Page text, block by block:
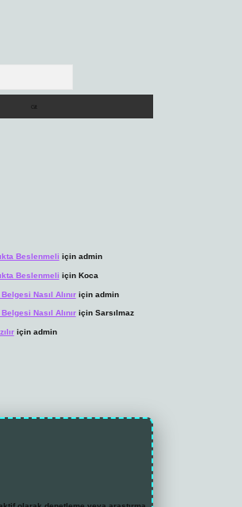
Beslenmeli için admin
Beslenmeli için Koca
Nasıl Alınıriçin admin
Nasıl Alınıriçin Sarsılmaz
için admin